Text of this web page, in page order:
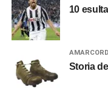
10
AMARCORD
Storia